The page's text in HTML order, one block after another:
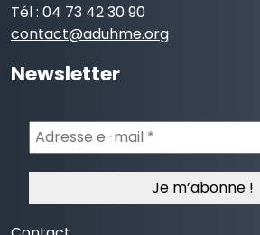
Tél : 04 73 42 30 90
contact@aduhme.org
Newsletter
Adresse
e-
mail